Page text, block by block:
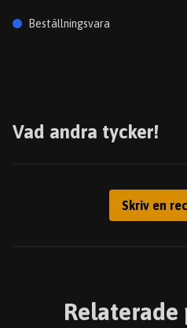
Beställningsvara
Vad andra tycker!
Skriv en